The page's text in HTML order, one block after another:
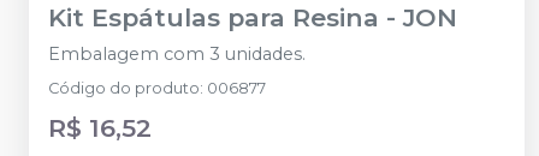
Kit Espátulas para Resina - JON
Embalagem com 3 unidades.
Código do produto: 006877
R$ 16,52